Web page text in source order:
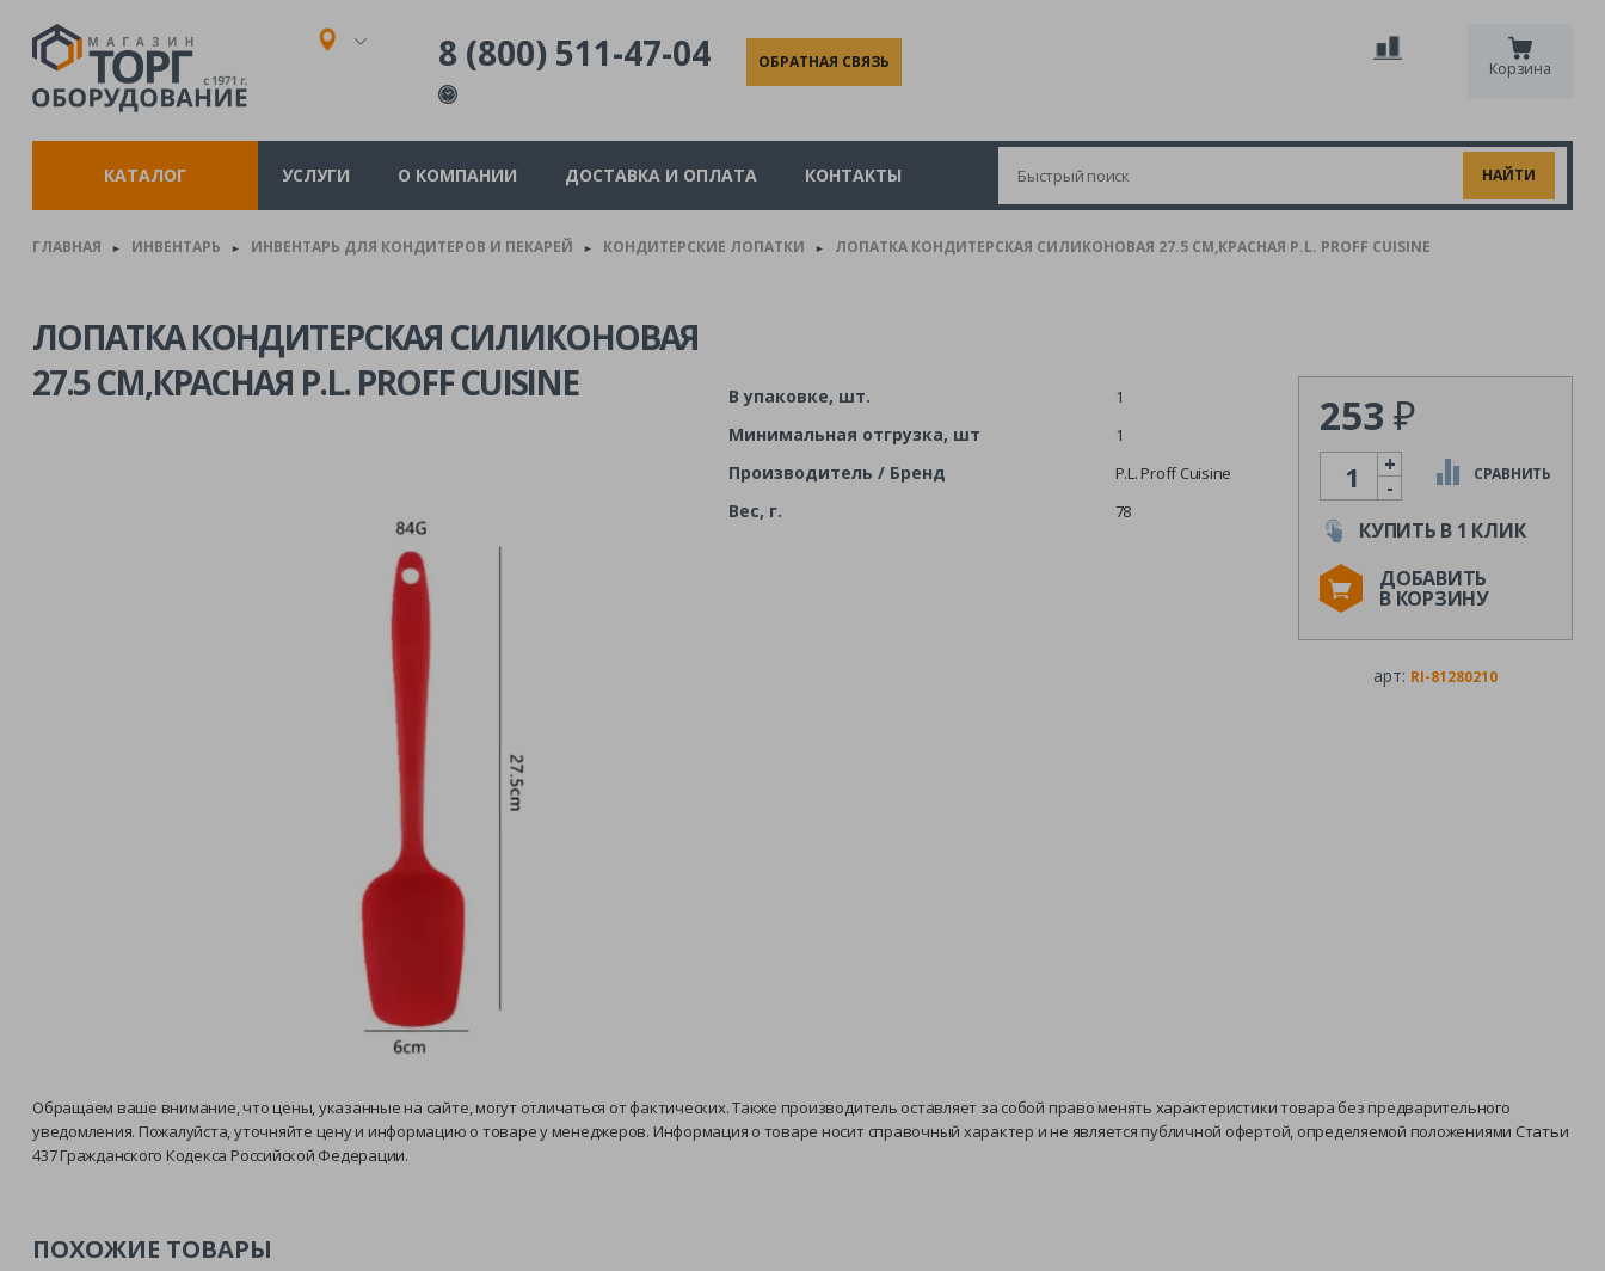
8 (800) 511-47-04 ОБРАТНАЯ СВЯЗЬ Корзина
КАТАЛОГ УСЛУГИ О КОМПАНИИ ДОСТАВКА И ОПЛАТА КОНТАКТЫ
ГЛАВНАЯ ► ИНВЕНТАРЬ ► ИНВЕНТАРЬ ДЛЯ КОНДИТЕРОВ И ПЕКАРЕЙ ► КОНДИТЕРСКИЕ ЛОПАТКИ ► ЛОПАТКА КОНДИТЕРСКАЯ СИЛИКОНОВАЯ 27.5 СМ,КРАСНАЯ P.L. PROFF CUISINE
ЛОПАТКА КОНДИТЕРСКАЯ СИЛИКОНОВАЯ
27.5 СМ,КРАСНАЯ P.L. PROFF CUISINE
В упаковке, шт. 1
Минимальная отгрузка, шт 1
Производитель / Бренд P.L. Proff Cuisine
Вес, г. 78
253 ₽
Количество
-
+ СРАВНИТЬ
КУПИТЬ В 1 КЛИК
ДОБАВИТЬ
В КОРЗИНУ
арт: RI-81280210
Обращаем ваше внимание, что цены, указанные на сайте, могут отличаться от фактических. Также производитель оставляет за собой право менять характеристики товара без предварительного
уведомления. Пожалуйста, уточняйте цену и информацию о товаре у менеджеров. Информация о товаре носит справочный характер и не является публичной офертой, определяемой положениями Статьи
437 Гражданского Кодекса Российской Федерации.
ПОХОЖИЕ ТОВАРЫ